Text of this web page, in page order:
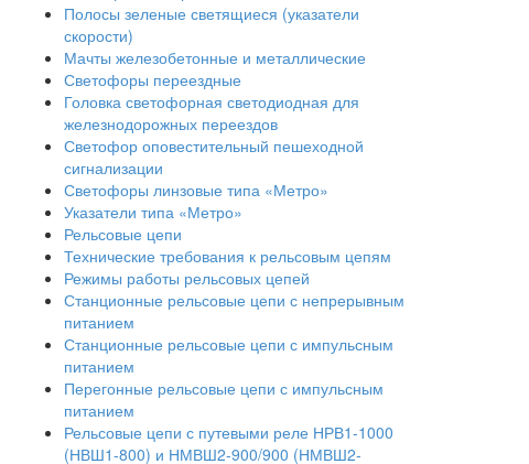
Полосы зеленые светящиеся (указатели
скорости)
Мачты железобетонные и металлические
Светофоры переездные
Головка светофорная светодиодная для
железнодорожных переездов
Светофор оповестительный пешеходной
сигнализации
Светофоры линзовые типа «Метро»
Указатели типа «Метро»
Рельсовые цепи
Технические требования к рельсовым цепям
Режимы работы рельсовых цепей
Станционные рельсовые цепи с непрерывным
питанием
Станционные рельсовые цепи с импульсным
питанием
Перегонные рельсовые цепи с импульсным
питанием
Рельсовые цепи с путевыми реле НРВ1-1000
(НВШ1-800) и НМВШ2-900/900 (НМВШ2-